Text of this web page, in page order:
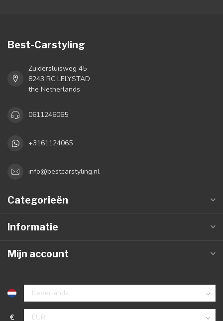
Best-Carstyling
Zuidersluisweg 45
8243 RC LELYSTAD
the Netherlands
0611246065
+3161124065
info@bestcarstyling.nl
Categorieën
Informatie
Mijn account
€